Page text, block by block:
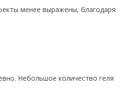
менее выражены, благодаря
Небольшое количество геля